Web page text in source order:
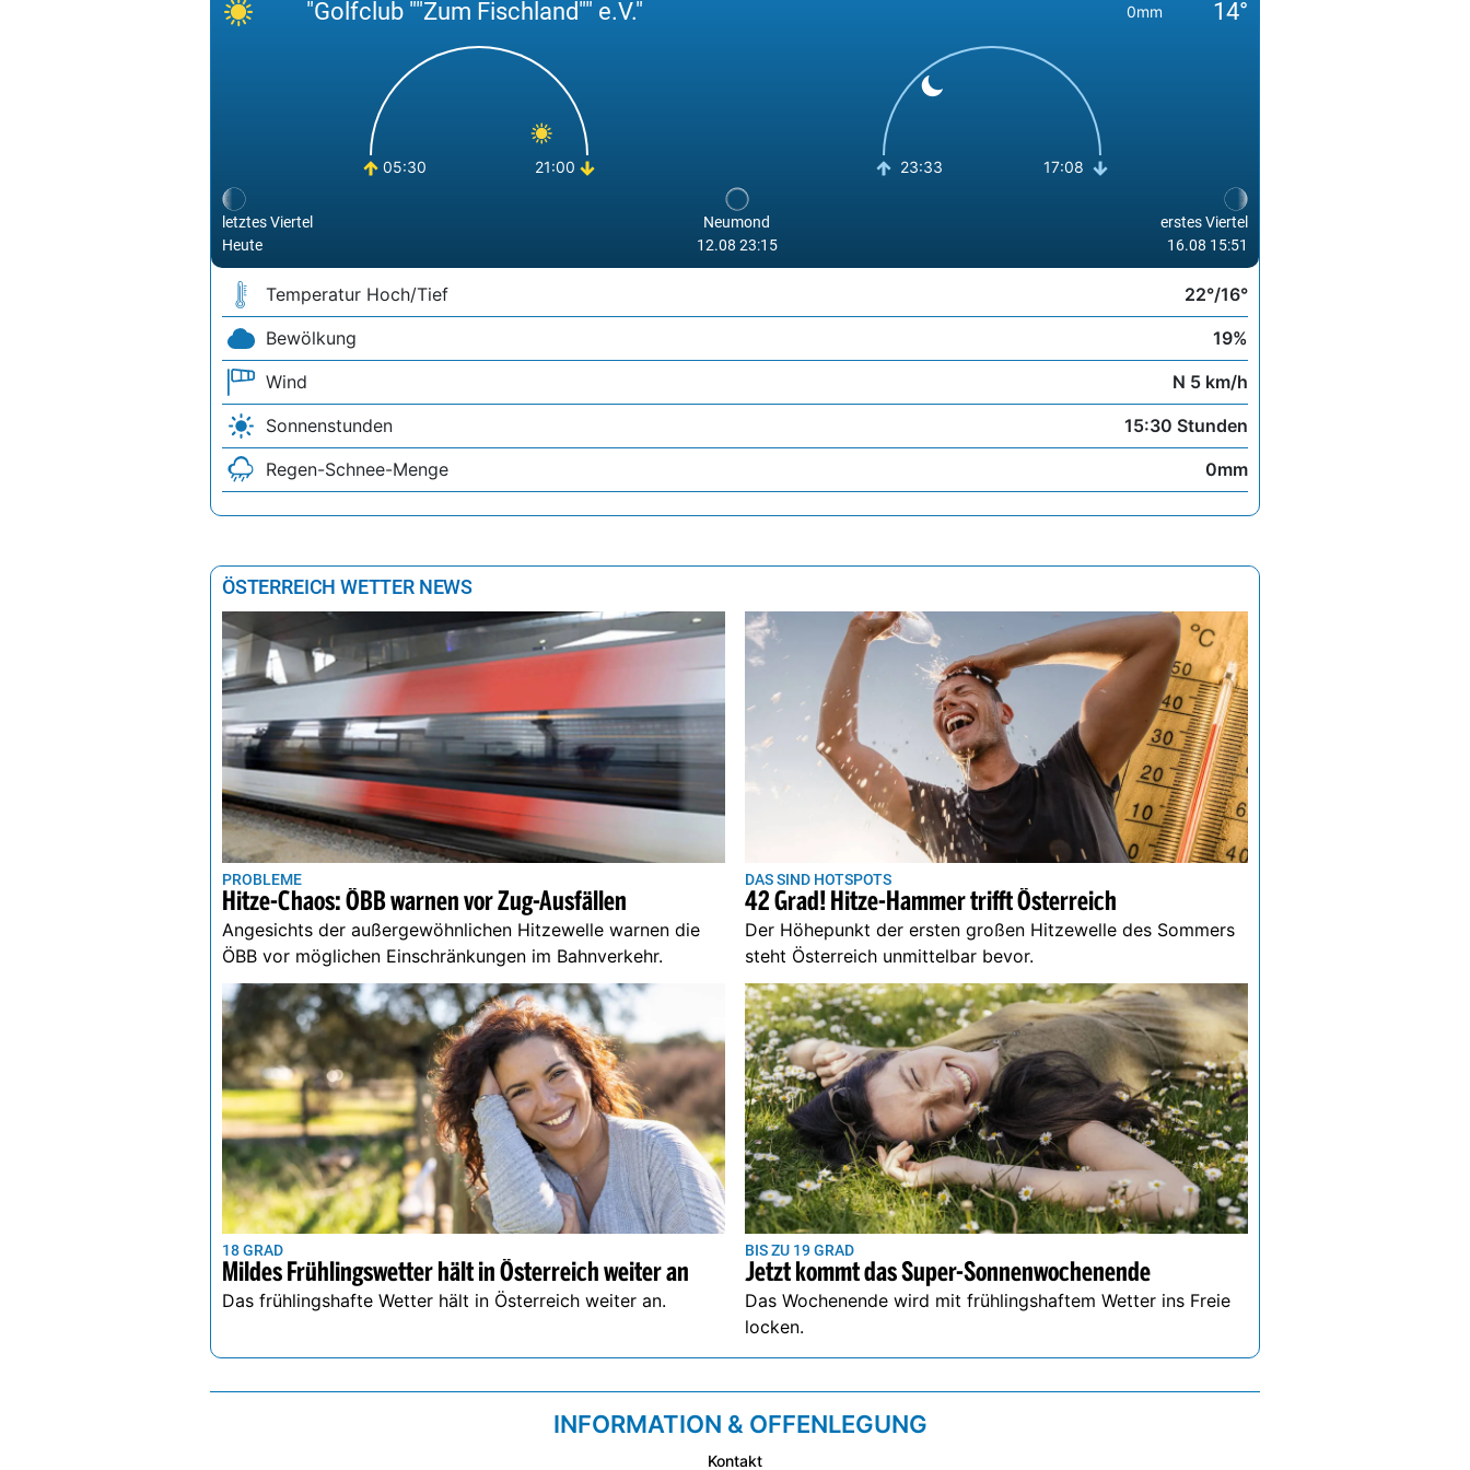
WINSTONgolf GmbH 12° 7 km/h
"Golfclub ""Zum Fischland"" e.V." 0mm 14°
05:30 21:00 23:33 17:08
letztes Viertel
Heute
Neumond
12.08 23:15
erstes Viertel
16.08 15:51
Temperatur Hoch/Tief
22°/16°
Bewölkung
19%
Wind
N 5 km/h
Sonnenstunden
15:30 Stunden
Regen-Schnee-Menge
0mm
ÖSTERREICH WETTER NEWS
PROBLEME
Hitze-Chaos: ÖBB warnen vor Zug-Ausfällen
Angesichts der außergewöhnlichen Hitzewelle warnen die
ÖBB vor möglichen Einschränkungen im Bahnverkehr.
DAS SIND HOTSPOTS
42 Grad! Hitze-Hammer trifft Österreich
Der Höhepunkt der ersten großen Hitzewelle des Sommers
steht Österreich unmittelbar bevor.
18 GRAD
Mildes Frühlingswetter hält in Österreich weiter an
Das frühlingshafte Wetter hält in Österreich weiter an.
BIS ZU 19 GRAD
Jetzt kommt das Super-Sonnenwochenende
Das Wochenende wird mit frühlingshaftem Wetter ins Freie
locken.
INFORMATION & OFFENLEGUNG
Kontakt